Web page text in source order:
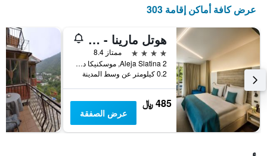
عرض كافة أماكن إقامة 303
هوتل مارينا - ليبورنيا
4 نجوم
ممتاز 8.4
Aleja Slatina 2, موسكنيكا دراغا, كرواتيا
0.2 كيلومتر عن وسط المدينة
485 ﷼
عرض الصفقة